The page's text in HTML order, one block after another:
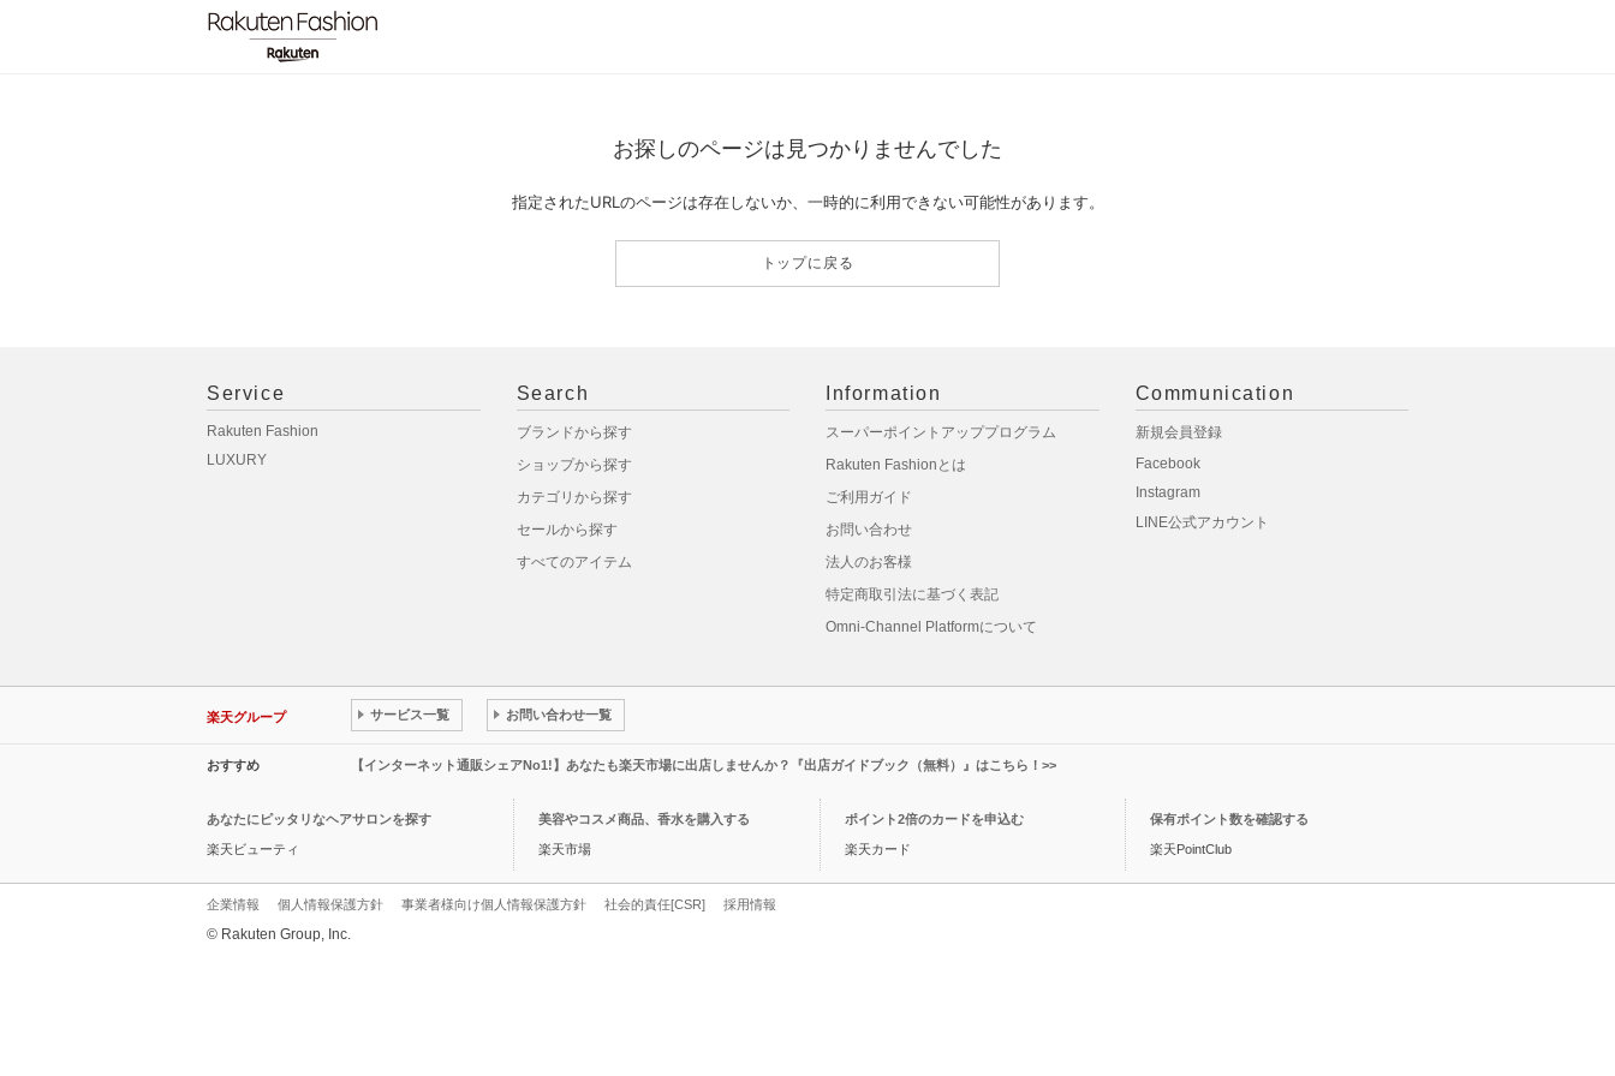
お探しのページは見つかりませんでした
指定されたURLのページは存在しないか、一時的に利用できない可能性があります。
トップに戻る
Service
Rakuten Fashion
LUXURY
Search
ブランドから探す
ショップから探す
カテゴリから探す
セールから探す
すべてのアイテム
Information
スーパーポイントアッププログラム
Rakuten Fashionとは
ご利用ガイド
お問い合わせ
法人のお客様
特定商取引法に基づく表記
Omni-Channel Platformについて
Communication
新規会員登録
Facebook
Instagram
LINE公式アカウント
楽天グループ サービス一覧 お問い合わせ一覧
おすすめ 【インターネット通販シェアNo1!】あなたも楽天市場に出店しませんか？『出店ガイドブック（無料）』はこちら！>>
あなたにピッタリなヘアサロンを探す
楽天ビューティ
美容やコスメ商品、香水を購入する
楽天市場
ポイント2倍のカードを申込む
楽天カード
保有ポイント数を確認する
楽天PointClub
企業情報 個人情報保護方針 事業者様向け個人情報保護方針 社会的責任[CSR] 採用情報
© Rakuten Group, Inc.